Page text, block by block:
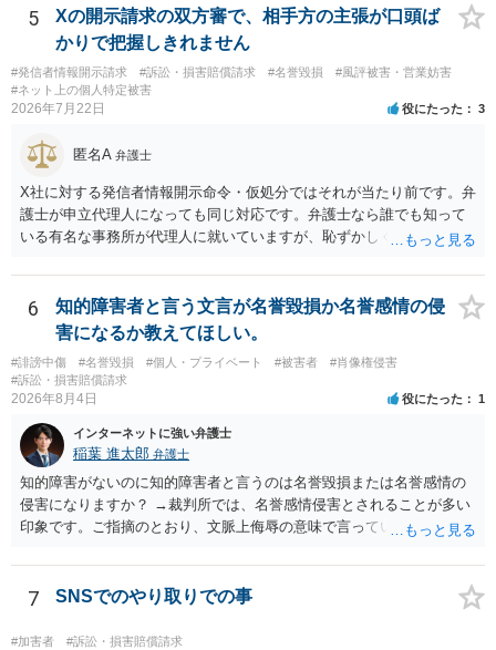
短いキャッチコピー、販売コンセプトなどは、通常、著作物には当た
りません。ただし、ロゴに独自の図形やイラスト等が含まれる場合に
は、その表現部分が著作物となる可能性があります。 また、人物写真
の著作権は撮影者に、肖像に関する権利は被写体本人に帰属します
（著作権法2条・17条）。 ウェブサイト全体に当然に著作権が生じる
等は別として、一般的なレイアウトや配色、依頼者から提供された素
材を希望に沿って配置した部分には、通常、著作物性は認められにく
いと考えられます。仮に具体的な画面構成の一部に創作性が認められ
ても、その権利は当該部分に限られ、ご相談者の写真や文章等を制作
実績として掲載する権限まで当然に生じるものではありません。 もっ
の同意があれば別です。また、単に制作を担当した事実を記載した
り、公開中のサイトへリンクしたりする行為まで当然に禁止できると
は限りません。 人物写真については、通常のSNSへの無断掲載と同
様、掲載目的、態様、必要性、本人の特定可能性等から判断されま
す。営業目的であり、本人も掲載を拒否していることは、違法性を認
める方向の事情となりますが、自動的に肖像権侵害となるわけではあ
りません。 まず、見積書、メール、チャット、デザイナーの利用規約
を確認したうえで、「提供素材及びこれを含む画面の複製・SNS掲載
を許諾しない」と書面で明確に通知することをお勧めします。すでに
掲載された場合は、URL、掲載日時、画面を保存してから削除を求め
てください。
5
Xの開示請求の双方審で、相手方の主張が口頭ば
かりで把握しきれません
#発信者情報開示請求 #訴訟・損害賠償請求 #名誉毀損
#風評被害・営業妨害
#ネット上の個人特定被害
2026年7月22日 役にたった 3
匿名A 弁護士
X社に対する発信者情報開示命令・仮処分ではそれが当たり前です。弁
護士が申立代理人になっても同じ対応です。弁護士なら誰でも知って
いる有名な事務所が代理人に就いていますが、恥ずかしくないのだろ
6
知的障害者と言う文言が名誉毀損か名誉感情の侵
害になるか教えてほしい。
#誹謗中傷 #名誉毀損 #個人・プライベート #被害者
#肖像権侵害
#訴訟・損害賠償請求
2026年8月4日 役にたった 1
インターネットに強い弁護士
稲葉 進太郎 弁護士
知的障害がないのに知的障害者と言うのは名誉毀損または名誉感情の
侵害になりますか？ →裁判所では、名誉感情侵害とされることが多い
印象です。ご指摘のとおり、文脈上侮辱の意味で言っている点も加味
7 SNSでのやり取りでの事
#加害者 #訴訟・損害賠償請求